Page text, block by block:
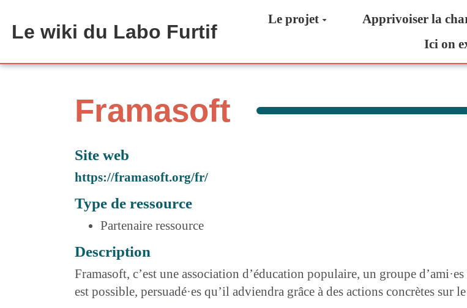
Le wiki du Labo Furtif
Le projet Apprivoiser la
Ici on
Framasoft
Site web
https://framasoft.org/fr/
Type de ressource
Partenaire ressource
Description
Framasoft, c’est une association d’éducation populaire, un groupe
est possible, persuadé·es qu’il adviendra grâce à des actions concrètes